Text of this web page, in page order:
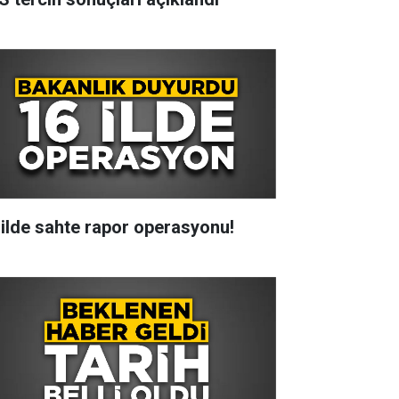
sahte rapor operasyonu!